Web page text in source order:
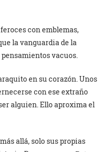
con emblemas,
la vanguardia de la
vacuos.
en su corazón. Unos
con ese extraño
alguien. Ello aproxima el
allá, solo sus propias